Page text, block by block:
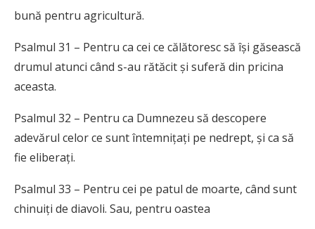
bună pentru agricultură.
Psalmul 31 – Pentru ca cei ce călătoresc să își găsească
drumul atunci când s-au rătăcit și suferă din pricina
aceasta.
Psalmul 32 – Pentru ca Dumnezeu să descopere
adevărul celor ce sunt întemnițați pe nedrept, și ca să
fie eliberați.
Psalmul 33 – Pentru cei pe patul de moarte, când sunt
chinuiți de diavoli. Sau, pentru oastea